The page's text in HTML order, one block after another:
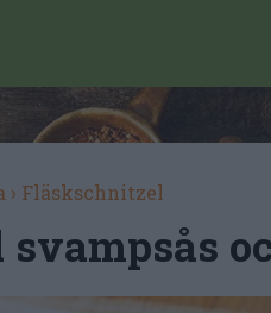
› Fläskschnitzel